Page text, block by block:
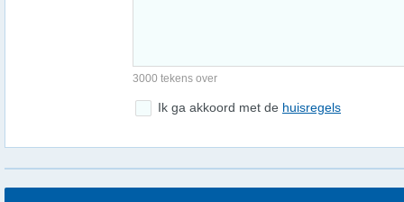
3000 tekens over
Ik ga akkoord met de huisregels